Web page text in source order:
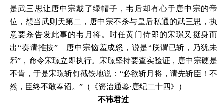
是武三思让唐中宗戴了绿帽子，韦后却有心于唐中宗的帝
位，想当武则天第二，唐中宗不杀与皇后私通的武三思，执
意要杀告发此事的韦月将。时任黄门侍郎的宋璟又挺身而
出“奏请推按”，唐中宗恼羞成怒，说是“朕谓已斩，乃犹未
邪”，命令宋璟立即执行。宋璟坚持要查实验证，唐中宗硬是
不肯，于是宋璟斩钉截铁地说：“必欲斩月将，请先斩臣！不
然，臣终不敢奉诏。”（《资治通鉴·唐纪二十四》）
不讳君过